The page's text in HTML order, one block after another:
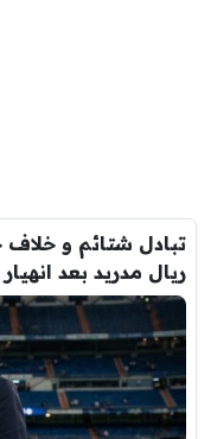
تبادل شتائم و خلاف
ريال مدريد بعد